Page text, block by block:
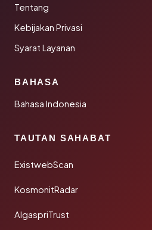
Tentang
Kebijakan Privasi
Syarat Layanan
BAHASA
Bahasa Indonesia
TAUTAN SAHABAT
ExistwebScan
KosmonitRadar
AlgaspriTrust